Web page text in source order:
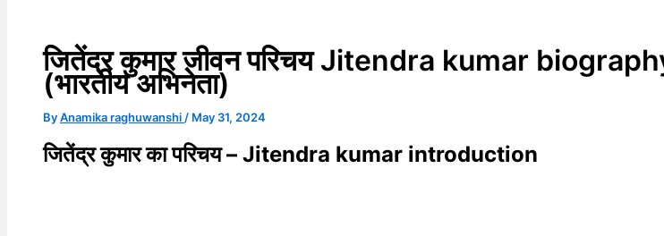
जितेंद्र कुमार जीवन परिचय Jitendra kumar
(भारतीय अभिनेता)
ByAnamika raghuwanshi / May 31, 2024
जितेंद्र कुमार का परिचय – Jitendra kumar introduction